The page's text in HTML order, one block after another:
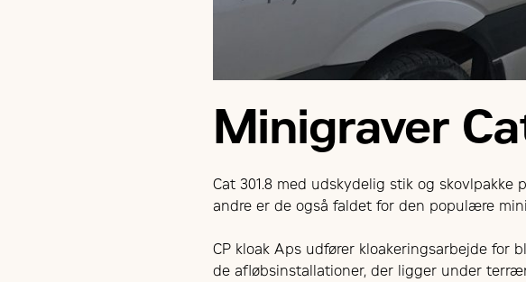
Minigraver
Cat 301.8 med udskydelig stik og
andre er de også faldet for den populære
CP kloak Aps udfører kloakeringsarbejde for
de afløbsinstallationer, der ligger under